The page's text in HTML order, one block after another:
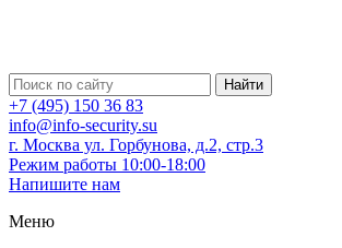
Найти
+7 (495) 150 36 83
info@info-security.su
г. Москва ул. Горбунова, д.2, стр.3
Режим работы 10:00-18:00
Напишите нам
Меню